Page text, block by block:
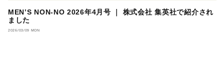
MEN’S NON-NO 2026年4月号 ｜ 株式会社 集英社で紹介され
ました
2026/03/09 MON